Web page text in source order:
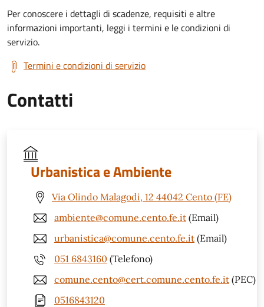
Per conoscere i dettagli di scadenze, requisiti e altre
informazioni importanti, leggi i termini e le condizioni di
servizio.
Termini e condizioni di servizio
Contatti
Urbanistica e Ambiente
Via Olindo Malagodi, 12 44042 Cento (FE)
ambiente@comune.cento.fe.it (Email)
urbanistica@comune.cento.fe.it (Email)
051 6843160 (Telefono)
comune.cento@cert.comune.cento.fe.it (PEC)
0516843120